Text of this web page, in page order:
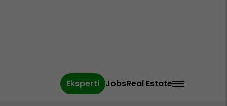
Eksperti JobsReal Estate